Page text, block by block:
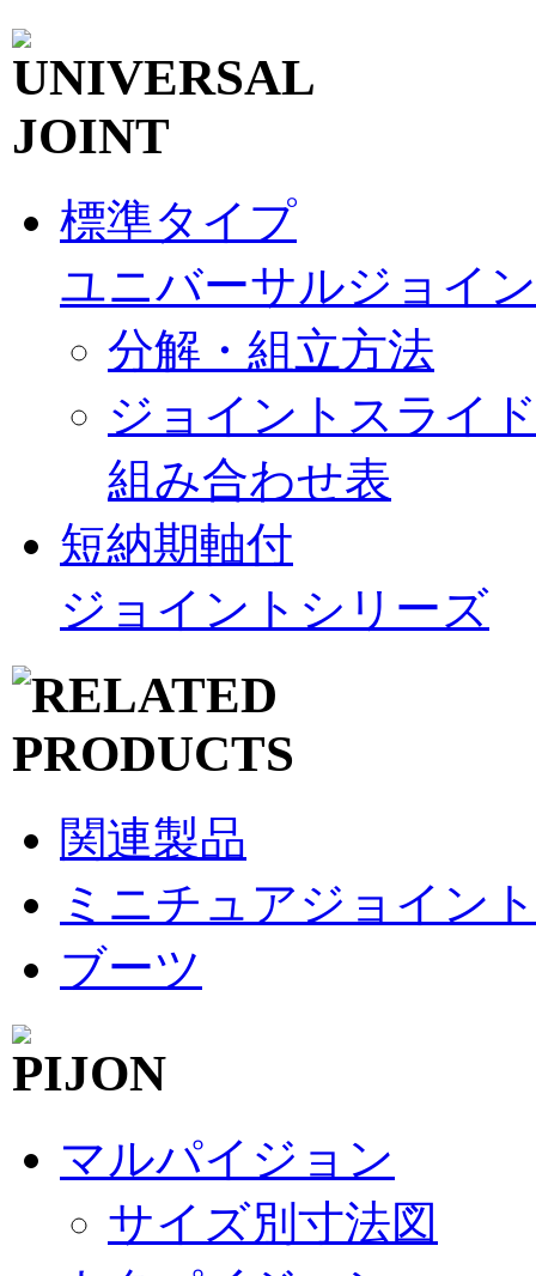
標準タイプ
ユニバーサルジョイ
分解・組立方法
ジョイントスライ
組み合わせ表
短納期軸付
ジョイントシリーズ
関連製品
ミニチュアジョイン
ブーツ
マルパイジョン
サイズ別寸法図